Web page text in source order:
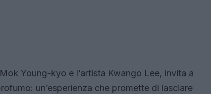
Young-kyo e l’artista Kwango Lee, invita a
un’esperienza che promette di lasciare